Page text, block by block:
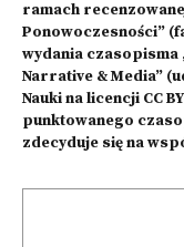
ramach
Ponowoczesności”
wydania czasopisma
Narrative & Media”
Nauki na licencji CC
punktowanego
zdecyduje się na